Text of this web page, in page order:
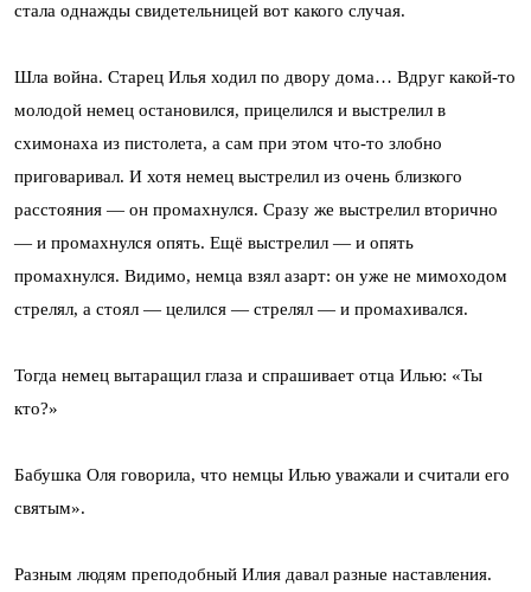
стала однажды свидетельницей вот какого случая.
Шла война. Старец Илья ходил по двору дома… Вдруг какой-то
молодой немец остановился, прицелился и выстрелил в
схимонаха из пистолета, а сам при этом что-то злобно
приговаривал. И хотя немец выстрелил из очень близкого
расстояния — он промахнулся. Сразу же выстрелил вторично
— и промахнулся опять. Ещё выстрелил — и опять
промахнулся. Видимо, немца взял азарт: он уже не мимоходом
стрелял, а стоял — целился — стрелял — и промахивался.
Тогда немец вытаращил глаза и спрашивает отца Илью: «Ты
кто?»
Бабушка Оля говорила, что немцы Илью уважали и считали его
святым».
Разным людям преподобный Илия давал разные наставления.